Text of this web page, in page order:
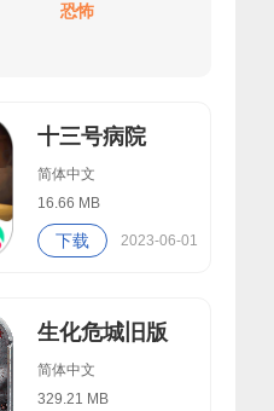
恐怖
十三号病院
简体中文
16.66 MB
下载 2023-06-01
生化危城旧版
简体中文
329.21 MB